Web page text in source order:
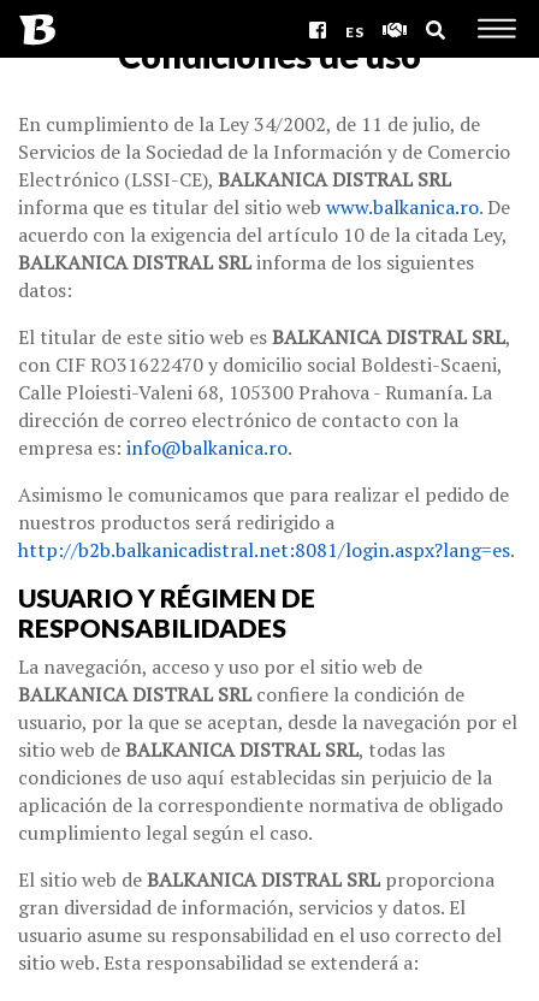
ES
Condiciones de uso
En cumplimiento de la Ley 34/2002, de 11 de julio, de
Servicios de la Sociedad de la Información y de Comercio
Electrónico (LSSI-CE), BALKANICA DISTRAL SRL
informa que es titular del sitio web www.balkanica.ro. De
acuerdo con la exigencia del artículo 10 de la citada Ley,
BALKANICA DISTRAL SRLinforma de los siguientes
datos:
El titular de este sitio web esBALKANICA DISTRAL SRL,
con CIF RO31622470 y domicilio social Boldesti-Scaeni,
Calle Ploiesti-Valeni 68, 105300 Prahova - Rumanía. La
dirección de correo electrónico de contacto con la
empresa es: info@balkanica.ro.
Asimismo le comunicamos que para realizar el pedido de
nuestros productos será redirigido a
http://b2b.balkanicadistral.net:8081/login.aspx?lang=es.
USUARIO Y RÉGIMEN DE
RESPONSABILIDADES
La navegación, acceso y uso por el sitio web de
BALKANICA DISTRAL SRLconfiere la condición de
usuario, por la que se aceptan, desde la navegación por el
sitio web deBALKANICA DISTRAL SRL, todas las
condiciones de uso aquí establecidas sin perjuicio de la
aplicación de la correspondiente normativa de obligado
cumplimiento legal según el caso.
El sitio web deBALKANICA DISTRAL SRLproporciona
gran diversidad de información, servicios y datos. El
usuario asume su responsabilidad en el uso correcto del
sitio web. Esta responsabilidad se extenderá a: